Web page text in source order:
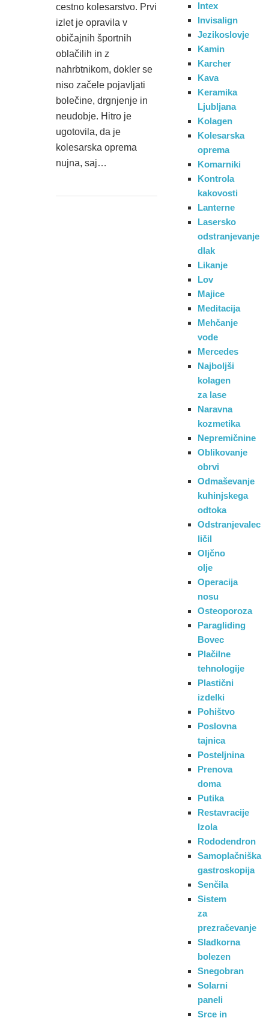
cestno kolesarstvo. Prvi
izlet je opravila v
običajnih športnih
oblačilih in z
nahrbtnikom, dokler se
niso začele pojavljati
bolečine, drgnjenje in
neudobje. Hitro je
ugotovila, da je
kolesarska oprema
nujna, saj…
Intex
Invisalign
Jezikoslovje
Kamin
Karcher
Kava
Keramika
Ljubljana
Kolagen
Kolesarska
oprema
Komarniki
Kontrola
kakovosti
Lanterne
Lasersko
odstranjevanje
dlak
Likanje
Lov
Majice
Meditacija
Mehčanje
vode
Mercedes
Najboljši
kolagen
za lase
Naravna
kozmetika
Nepremičnine
Oblikovanje
obrvi
Odmaševanje
kuhinjskega
odtoka
Odstranjevalec
ličil
Oljčno
olje
Operacija
nosu
Osteoporoza
Paragliding
Bovec
Plačilne
tehnologije
Plastični
izdelki
Pohištvo
Poslovna
tajnica
Posteljnina
Prenova
doma
Putika
Restavracije
Izola
Rododendron
Samoplačniška
gastroskopija
Senčila
Sistem
za
prezračevanje
Sladkorna
bolezen
Snegobran
Solarni
paneli
Srce in